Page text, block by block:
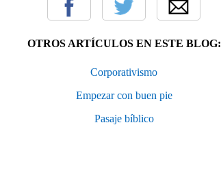
OTROS ARTÍCULOS EN ESTE BLOG:
Corporativismo
Empezar con buen pie
Pasaje bíblico